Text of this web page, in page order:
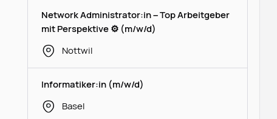
Network Administrator:in – Top Arbeitgeber
mit Perspektive ⚙️ (m/w/d)
Nottwil
Informatiker:in (m/w/d)
Basel